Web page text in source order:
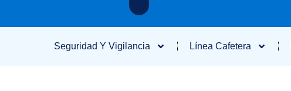
Seguridad Y Vigilancia Línea Cafetera